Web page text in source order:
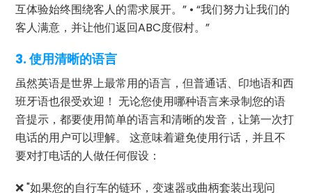
互体验始终围绕客人的需求展开。” • “我们努力让我们的
客人满意，并让他们返回ABC度假村。”
3. 使用清晰的语言
虽然英语是世界上最常用的语言，但普通话、印地语和西
班牙语也很受欢迎！ 无论您使用哪种语言来录制您的语
音提示，都要使用简单的语言和清晰的发音，让第一次打
电话的用户可以理解。 这意味着避免使用行话，并且不
要对打电话的人做任何假设：
❌ "如果您的自行车的链环，变速器或曲柄套装出现问